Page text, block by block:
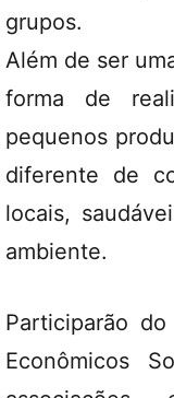
grupos.
Além de ser
forma de
pequenos
diferente de
locais,
ambiente.
Participarão
Econômicos